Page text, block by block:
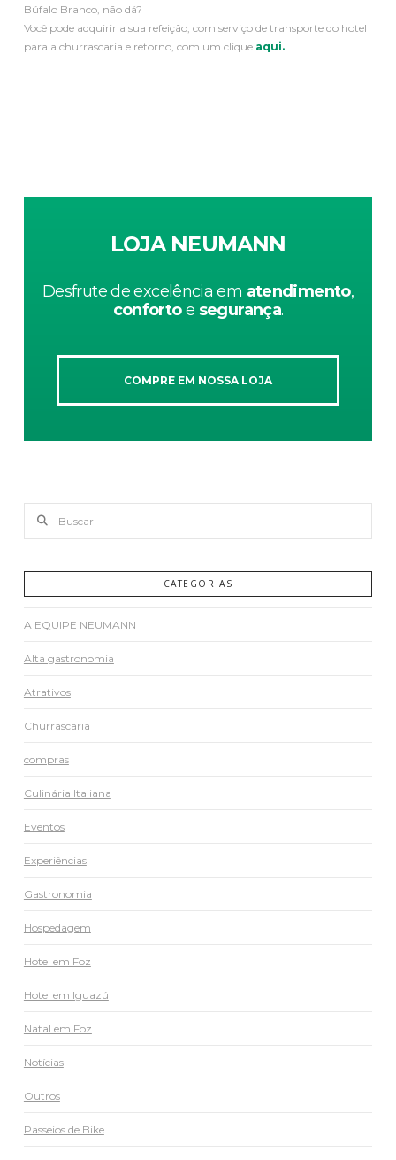
Búfalo Branco, não dá?
Você pode adquirir a sua refeição, com serviço de transporte do hotel
para a churrascaria e retorno, com um clique aqui.
LOJA NEUMANN
Desfrute de excelência em atendimento,
confortoe segurança.
COMPRE EM NOSSA LOJA
CATEGORIAS
A EQUIPE NEUMANN
Alta gastronomia
Atrativos
Churrascaria
compras
Culinária Italiana
Eventos
Experiências
Gastronomia
Hospedagem
Hotel em Foz
Hotel em Iguazú
Natal em Foz
Notícias
Outros
Passeios de Bike